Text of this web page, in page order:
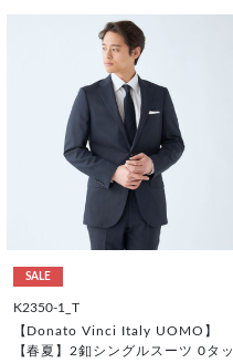
SALE
K2350-1_T
【Donato Vinci Italy UOMO】
【春夏】2釦シングルスーツ 0タッ